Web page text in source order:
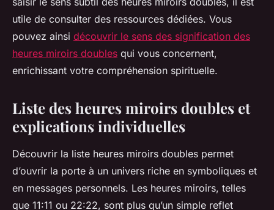
utile de consulter des ressources dédiées. Vous
pouvez ainsi découvrir le sens des signification des
heures miroirs doubles qui vous concernent,
enrichissant votre compréhension spirituelle.
Liste des heures miroirs doubles et
explications individuelles
Découvrir la liste heures miroirs doubles permet
d’ouvrir la porte à un univers riche en symboliques et
en messages personnels. Les heures miroirs, telles
que 11:11 ou 22:22, sont plus qu’un simple reflet